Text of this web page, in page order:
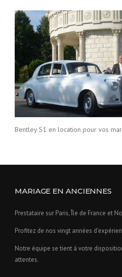
Bentley S1 en location pour vos
MARIAGE EN ANCIENNES
Prestataire sur Paris, Île de France et
Profitez de nos vingt années
Notre équipe se tient à votre
attentes.